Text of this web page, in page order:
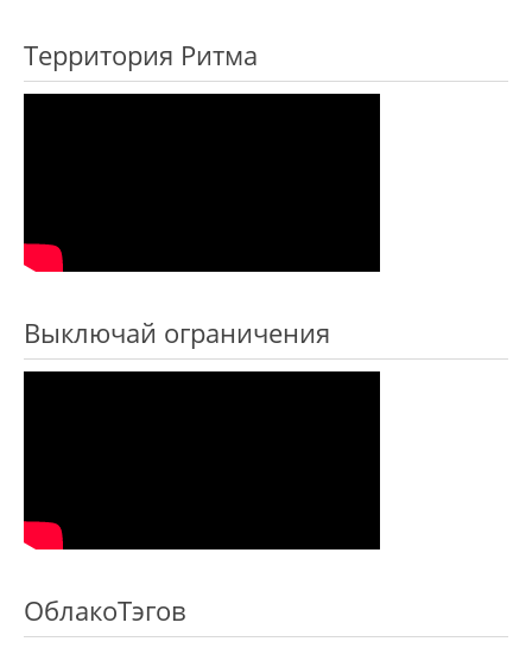
Территория Ритма
Выключай ограничения
ОблакоТэгов